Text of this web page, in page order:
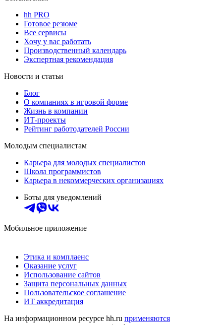
hh PRO
Готовое резюме
Все сервисы
Хочу у вас работать
Производственный календарь
Экспертная рекомендация
Новости и статьи
Блог
О компаниях в игровой форме
Жизнь в компании
ИТ-проекты
Рейтинг работодателей России
Молодым специалистам
Карьера для молодых специалистов
Школа программистов
Карьера в некоммерческих организациях
Боты для уведомлений
Мобильное приложение
Этика и комплаенс
Оказание услуг
Использование сайтов
Защита персональных данных
Пользовательское соглашение
ИТ аккредитация
На информационном ресурсе hh.ru применяются